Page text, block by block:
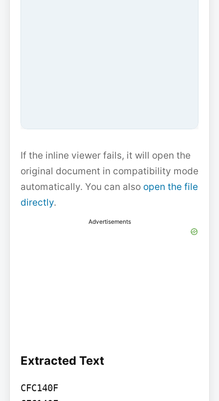
If the inline viewer fails, it will open the
original document in compatibility mode
automatically. You can also open the file
directly.
Advertisements
Extracted Text
CFC140F